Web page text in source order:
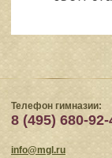
Телефон гимназии:
8 (495) 680-92-
info@mgl.ru